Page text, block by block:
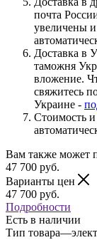
почта
увеличены
Доставка в
таможня
вложение.
свяжитесь
Украине -
Стоимость и
Вам также может
47 700 руб.
Варианты цен
47 700 руб.
Подробности
Есть в наличии
Тип товара—